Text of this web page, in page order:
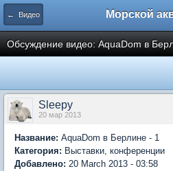
← Видео
Обсуждение видео: AquaDom в
Sleepy
20 мар 2013
Название: AquaDom в Берлине - 1
Категория: Выставки, конференции
Добавлено: 20 March 2013 - 03:58